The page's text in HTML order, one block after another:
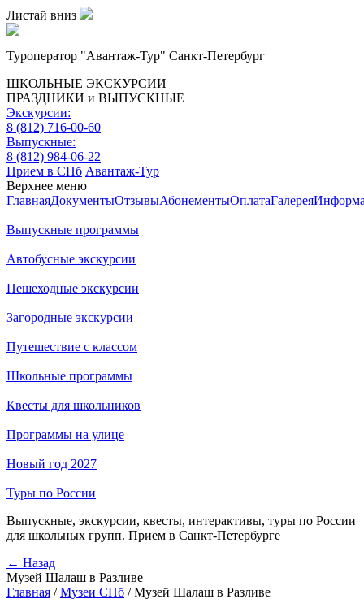
Листай вниз
Туроператор "Авантаж-Тур" Санкт-Петербург
ШКОЛЬНЫЕ ЭКСКУРСИИ
ПРАЗДНИКИ и ВЫПУСКНЫЕ
Экскурсии:
8 (812) 716-00-60
Выпускные:
8 (812) 984-06-22
Прием в СПб Авантаж-Тур
Верхнее меню
ГлавнаяДокументыОтзывыАбонементыОплатаГалерея
Выпускные программы
Автобусные экскурсии
Пешеходные экскурсии
Загородные экскурсии
Путешествие с классом
Школьные программы
Квесты для школьников
Программы на улице
Новый год 2027
Туры по России
Выпускные, экскурсии, квесты, интерактивы, туры по России
для школьных групп. Прием в Санкт-Петербурге
← Назад
Музей Шалаш в Разливе
Главная / Музеи СПб / Музей Шалаш в Разливе